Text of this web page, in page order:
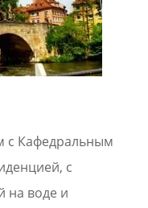
с Кафедральным
с
на воде и